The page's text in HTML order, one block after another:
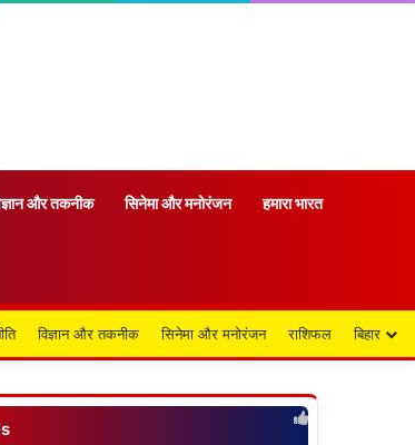
और तकनीक सिनेमा और मनोरंजन हमारा भारत
विज्ञान और तकनीक सिनेमा और मनोरंजन राशिफल बिहार